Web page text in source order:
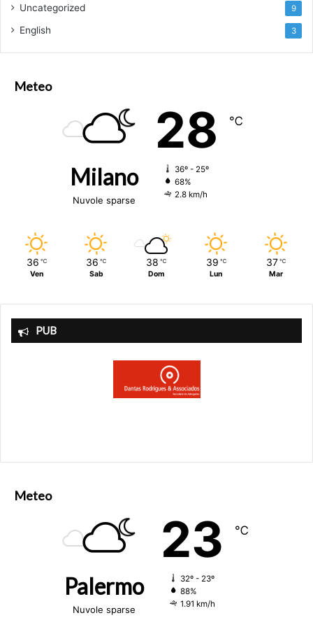
Uncategorized 9
English 3
Meteo
Milano
Nuvole sparse
28 ℃
36º - 25º
68%
2.8 km/h
36 ℃
Ven
36 ℃
Sab
38 ℃
Dom
39 ℃
Lun
37 ℃
Mar
PUB
Meteo
Palermo
Nuvole sparse
23 ℃
32º - 23º
88%
1.91 km/h